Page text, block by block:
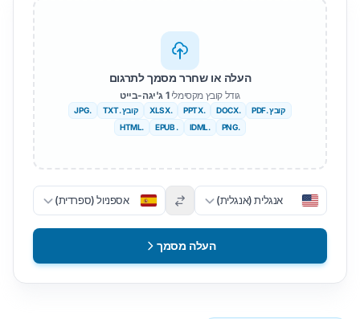
העלה או שחרר מסמך לתרגום
גודל קובץ מקסימלי1 ג'יגה-בייט
קובץ .PDF .DOCX
.PPTX
.XLSX קובץ .TXT
.JPG
.PNG
.IDML
. EPUB
.HTML
אנגלית (אנגלית) אספניול (ספרדית)
העלה מסמך